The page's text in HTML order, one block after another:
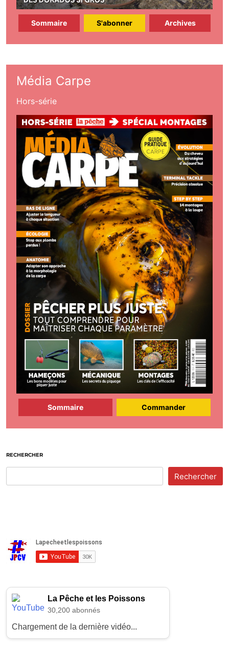
Sommaire S'abonner Archives
Média Carpe
Hors-série
Sommaire Commander
RECHERCHER
Rechercher
La Pêche et les Poissons
30,200 abonnés
Chargement de la dernière vidéo...